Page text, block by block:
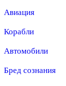
Авиация
Корабли
Автомобили
Бред сознания